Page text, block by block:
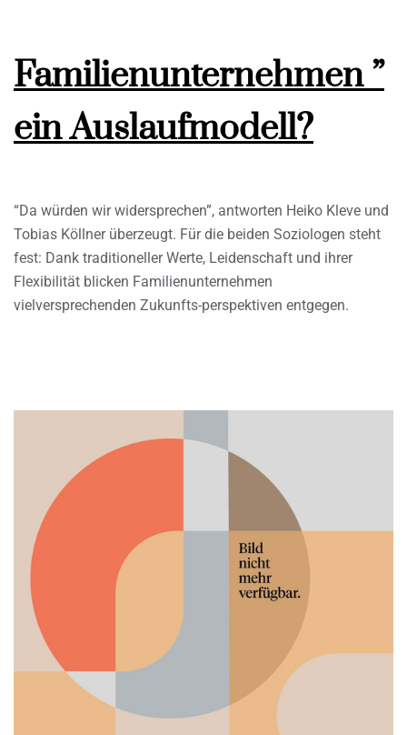
Familienunternehmen ”
ein Auslaufmodell?
“Da würden wir widersprechen”, antworten Heiko Kleve und
Tobias Köllner überzeugt. Für die beiden Soziologen steht
fest: Dank traditioneller Werte, Leidenschaft und ihrer
Flexibilität blicken Familienunternehmen
vielversprechenden Zukunfts-perspektiven entgegen.